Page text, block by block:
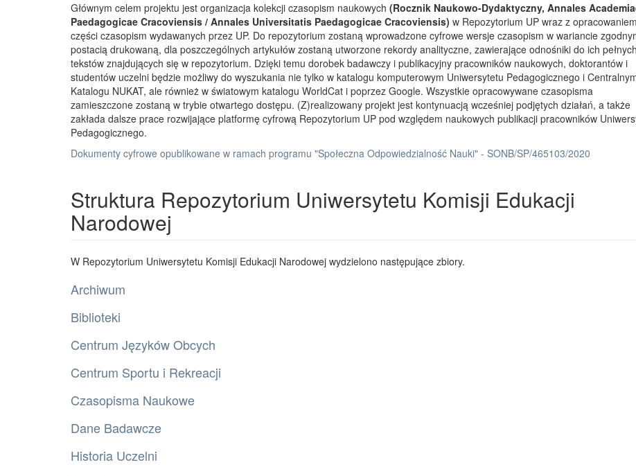
Głównym celem projektu jest organizacja kolekcji czasopism naukowych (Rocznik Naukowo-Dydaktyczny, Annales
Paedagogicae Cracoviensis / Annales Universitatis Paedagogicae Cracoviensis) w Repozytorium UP wraz z opracowaniem
części czasopism wydawanych przez UP. Do repozytorium zostaną wprowadzone cyfrowe wersje czasopism w wariancie
postacią drukowaną, dla poszczególnych artykułów zostaną utworzone rekordy analityczne, zawierające odnośniki do ich pełnych
tekstów znajdujących się w repozytorium. Dzięki temu dorobek badawczy i publikacyjny pracowników naukowych, doktorantów i
studentów uczelni będzie możliwy do wyszukania nie tylko w katalogu komputerowym Uniwersytetu Pedagogicznego i
Katalogu NUKAT, ale również w światowym katalogu WorldCat i poprzez Google. Wszystkie opracowywane czasopisma
zamieszczone zostaną w trybie otwartego dostępu. (Z)realizowany projekt jest kontynuacją wcześniej podjętych działań, a także
zakłada dalsze prace rozwijające platformę cyfrową Repozytorium UP pod względem naukowych publikacji pracowników
Pedagogicznego.
Dokumenty cyfrowe opublikowane w ramach programu "Społeczna Odpowiedzialność Nauki" - SONB/SP/465103/2020
Struktura Repozytorium Uniwersytetu Komisji Edukacji
Narodowej
W Repozytorium Uniwersytetu Komisji Edukacji Narodowej wydzielono następujące zbiory.
Archiwum
Biblioteki
Centrum Języków Obcych
Centrum Sportu i Rekreacji
Czasopisma Naukowe
Dane Badawcze
Historia Uczelni